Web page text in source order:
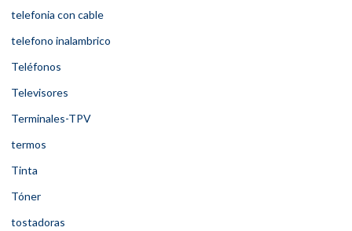
telefonia con cable
telefono inalambrico
Teléfonos
Televisores
Terminales-TPV
termos
Tinta
Tóner
tostadoras